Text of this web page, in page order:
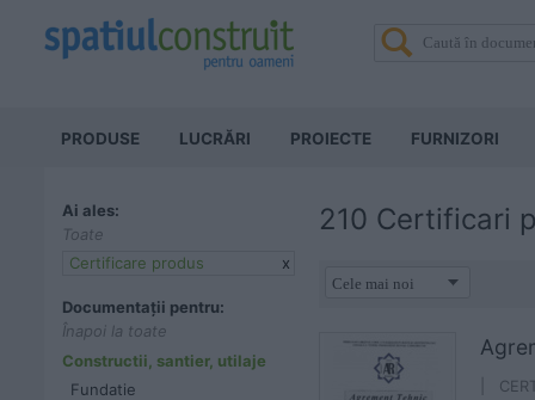
PRODUSE LUCRĂRI PROIECTE FURNIZORI
Ai ales:
Toate
x
Certificare produs
Documentații pentru:
Înapoi la toate
Constructii, santier, utilaje
Fundatie
210 Certificari
|